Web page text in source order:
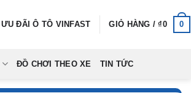
ƯU ĐÃI Ô TÔ VINFAST GIỎ HÀNG /₫0 0
ĐỒ CHƠI THEO XE TIN TỨC